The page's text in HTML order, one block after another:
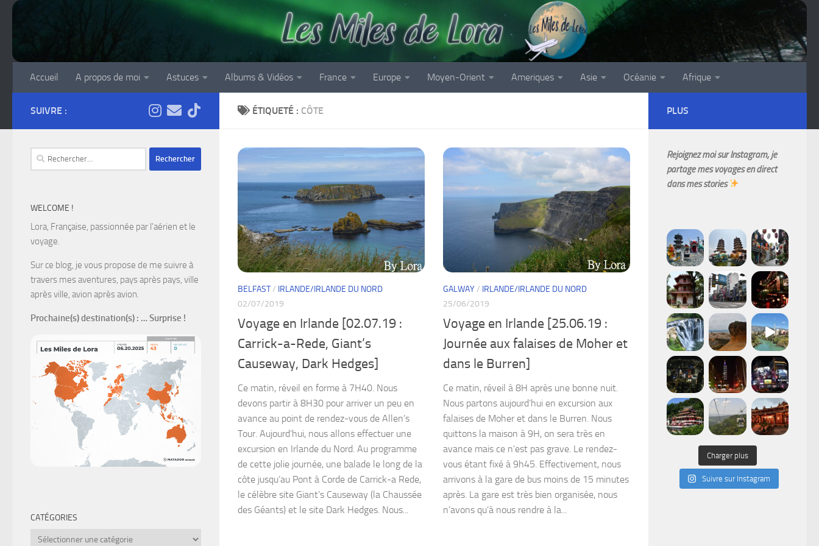
Accueil A propos de moi Astuces Albums & Vidéos France Europe Moyen-Orient Ameriques Asie Océanie Afrique
ÉTIQUETÉ : CÔTE
BELFAST/ IRLANDE/IRLANDE DU NORD
02/07/2019
Voyage en Irlande [02.07.19 :
Carrick-a-Rede, Giant’s
Causeway, Dark Hedges]
Ce matin, réveil en forme à 7H40. Nous
devons partir à 8H30 pour arriver un peu en
avance au point de rendez-vous de Allen’s
Tour. Aujourd’hui, nous allons effectuer une
excursion en Irlande du Nord. Au programme
de cette jolie journée, une balade le long de la
côte jusqu’au Pont à Corde de Carrick-a Rede,
le célèbre site Giant’s Causeway (la Chaussée
des Géants) et le site Dark Hedges. Nous...
GALWAY/ IRLANDE/IRLANDE DU NORD
25/06/2019
Voyage en Irlande [25.06.19 :
Journée aux falaises de Moher et
dans le Burren]
Ce matin, réveil à 8H après une bonne nuit.
Nous partons aujourd’hui en excursion aux
falaises de Moher et dans le Burren. Nous
quittons la maison à 9H, on sera très en
avance mais ce n’est pas grave. Le rendez-
vous étant fixé à 9h45. Effectivement, nous
arrivons à la gare de bus moins de 15 minutes
après. La gare est très bien organisée, nous
n’avons qu’à nous rendre à la...
SUIVRE :
Rechercher :
WELCOME !
Lora, Française, passionnée par l’aérien et le
voyage.
Sur ce blog, je vous propose de me suivre à
travers mes aventures, pays après pays, ville
après ville, avion après avion.
Prochaine(s) destination(s) : … Surprise !
CATÉGORIES
Catégories
PLUS
Rejoignez moi sur Instagram, je
partage mes voyages en direct
dans mes stories
Charger plus
Suivre sur Instagram